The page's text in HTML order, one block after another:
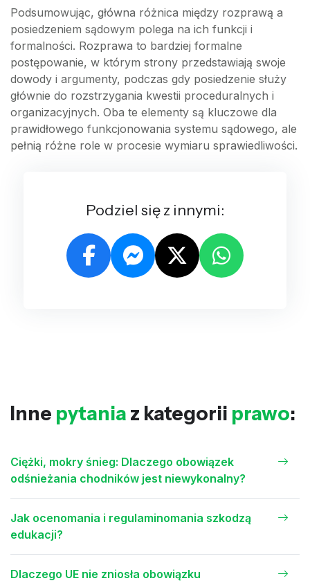
Podsumowując, główna różnica między rozprawą a
posiedzeniem sądowym polega na ich funkcji i
formalności. Rozprawa to bardziej formalne
postępowanie, w którym strony przedstawiają swoje
dowody i argumenty, podczas gdy posiedzenie służy
głównie do rozstrzygania kwestii proceduralnych i
organizacyjnych. Oba te elementy są kluczowe dla
prawidłowego funkcjonowania systemu sądowego, ale
pełnią różne role w procesie wymiaru sprawiedliwości.
Podziel się z innymi:
Inne pytania z kategorii prawo:
Ciężki, mokry śnieg: Dlaczego obowiązek
odśnieżania chodników jest niewykonalny?
Jak ocenomania i regulaminomania szkodzą
edukacji?
Dlaczego UE nie zniosła obowiązku